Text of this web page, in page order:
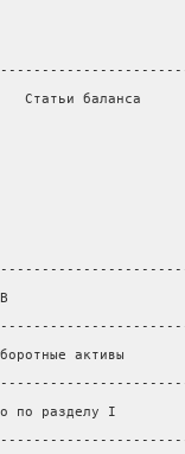
Статьи баланса
¦
¦
по разделу I